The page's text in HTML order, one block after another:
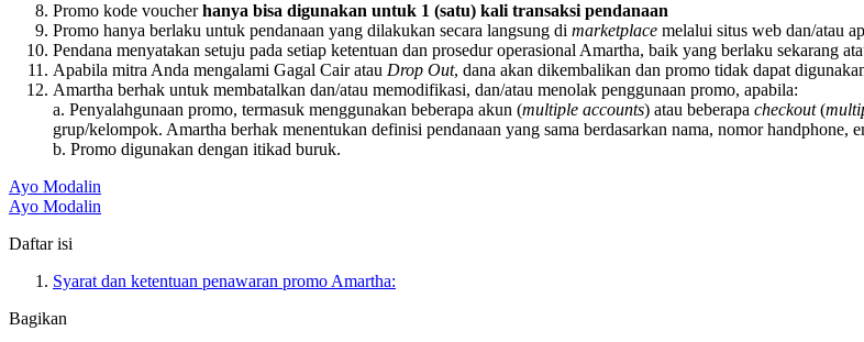
Promo kode voucherhanya bisa digunakan untuk 1 (satu) kali transaksi pendanaan
Promo hanya berlaku untuk pendanaan yang dilakukan secara langsung di marketplace melalui situs web dan/atau
Pendana menyatakan setuju pada setiap ketentuan dan prosedur operasional Amartha, baik yang berlaku sekarang
Apabila mitra Anda mengalami Gagal Cair atau Drop Out, dana akan dikembalikan dan promo tidak dapat
Amartha berhak untuk membatalkan dan/atau memodifikasi, dan/atau menolak penggunaan promo, apabila:
a. Penyalahgunaan promo, termasuk menggunakan beberapa akun (multiple accounts) atau beberapa checkout(
grup/kelompok. Amartha berhak menentukan definisi pendanaan yang sama berdasarkan nama, nomor handphone,
b. Promo digunakan dengan itikad buruk.
Ayo Modalin
Ayo Modalin
Daftar isi
Syarat dan ketentuan penawaran promo Amartha:
Bagikan